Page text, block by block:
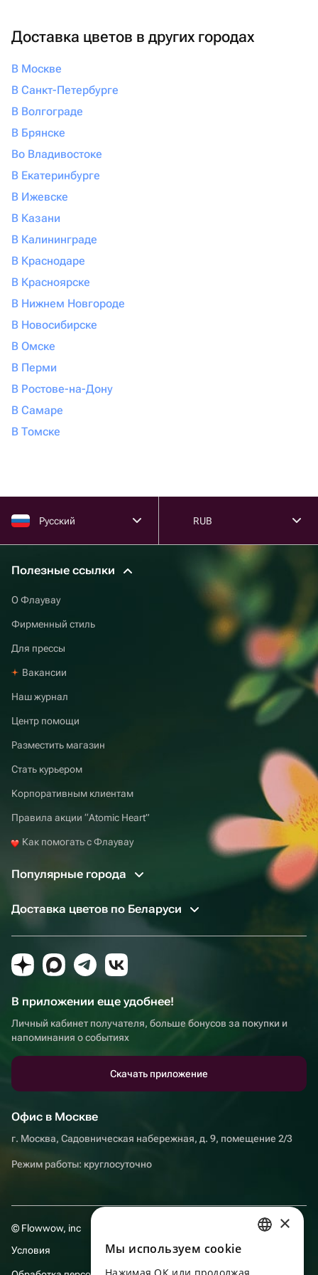
что использовать средства. Подарочный сертификат на
сюрприз точно не окажется бесполезным.
Доставка цветов в других городах
В Москве
В Санкт-Петербурге
В Волгограде
В Брянске
Во Владивостоке
В Екатеринбурге
В Ижевске
В Казани
В Калининграде
В Краснодаре
В Красноярске
В Нижнем Новгороде
В Новосибирске
В Омске
В Перми
В Ростове-на-Дону
В Самаре
В Томске
Русский RUB
Полезные ссылки
О Флаувау
Фирменный стиль
Для прессы
Вакансии
Наш журнал
Центр помощи
Разместить магазин
Стать курьером
Корпоративным клиентам
Правила акции “Atomic Heart”
Как помогать с Флаувау
Популярные города
Доставка цветов по Беларуси
В приложении еще удобнее!
Личный кабинет получателя, больше бонусов за покупки и
напоминания о событиях
Скачать приложение
Офис в Москве
г. Москва, Садовническая набережная, д. 9, помещение 2/3
Режим работы: круглосуточно
© Flowwow, inc
Условия
×
Мы используем сookie